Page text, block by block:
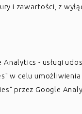
i zawartości, z
Analytics - usługi
w celu
przez Google